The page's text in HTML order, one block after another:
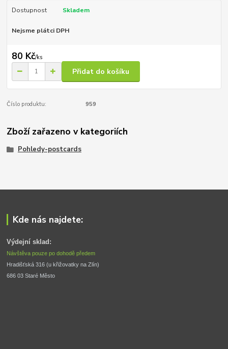
Dostupnost Skladem
Nejsme plátci DPH
80 Kč/ks
Přidat do košíku
Číslo produktu: 959
Zboží zařazeno v kategoriích
Pohledy-postcards
Kde nás najdete:
Výdejní sklad:
Návštěva pouze po dohodě předem
Hradišťská 316 (u křižovatky na Zlín)
686 03 Staré Město